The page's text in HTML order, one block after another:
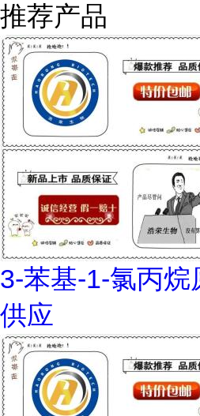
推荐产品
3-苯基-1-氯丙烷
供应